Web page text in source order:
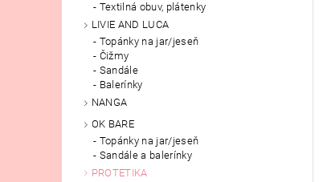
Textilná obuv, plátenky
LIVIE AND LUCA
Topánky na jar/jeseň
Čižmy
Sandále
Balerínky
NANGA
OK BARE
Topánky na jar/jeseň
Sandále a balerínky
PROTETIKA